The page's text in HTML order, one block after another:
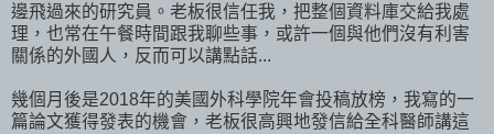
邊飛過來的研究員。老板很信任我，把整個資料庫交給我處
理，也常在午餐時間跟我聊些事，或許一個與他們沒有利害
關係的外國人，反而可以講點話...
幾個月後是2018年的美國外科學院年會投稿放榜，我寫的一
篇論文獲得發表的機會，老板很高興地發信給全科醫師講這